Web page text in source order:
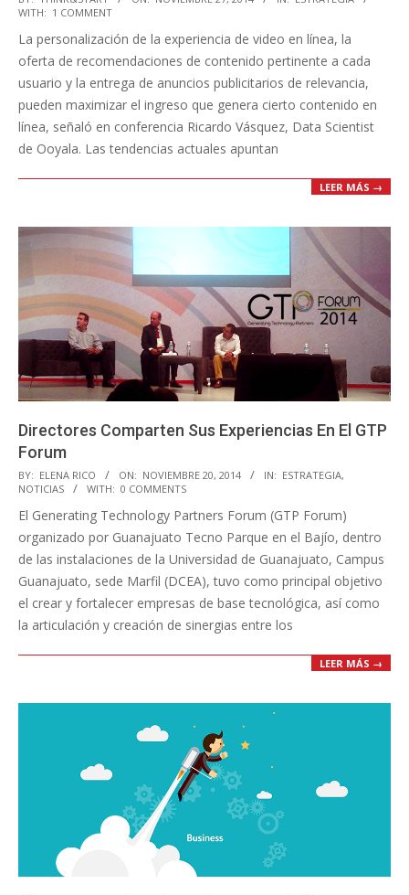
11-
27
WITH: 1 COMMENT
La personalización de la experiencia de video en línea, la
oferta de recomendaciones de contenido pertinente a cada
usuario y la entrega de anuncios publicitarios de relevancia,
pueden maximizar el ingreso que genera cierto contenido en
línea, señaló en conferencia Ricardo Vásquez, Data Scientist
de Ooyala. Las tendencias actuales apuntan
LEER MÁS →
Directores Comparten Sus Experiencias En El GTP
Forum
2014-
11-
20
BY: ELENA RICO ON: NOVIEMBRE 20, 2014 IN: ESTRATEGIA,
NOTICIAS
WITH: 0 COMMENTS
El Generating Technology Partners Forum (GTP Forum)
organizado por Guanajuato Tecno Parque en el Bajío, dentro
de las instalaciones de la Universidad de Guanajuato, Campus
Guanajuato, sede Marfil (DCEA), tuvo como principal objetivo
el crear y fortalecer empresas de base tecnológica, así como
la articulación y creación de sinergias entre los
LEER MÁS →